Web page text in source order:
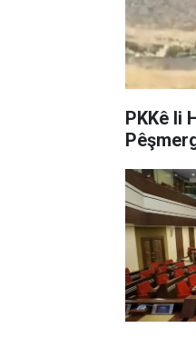
PKKê li Herêma Kurdistanê êrîşî